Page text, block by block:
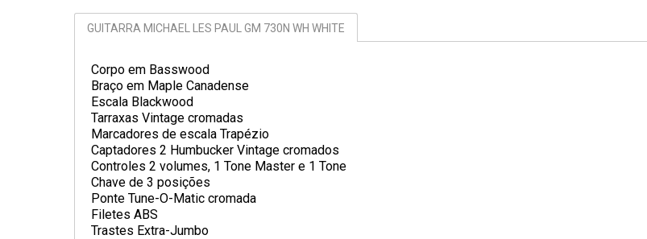
GUITARRA MICHAEL LES PAUL GM 730N WH WHITE
Corpo em Basswood
Braço em Maple Canadense
Escala Blackwood
Tarraxas Vintage cromadas
Marcadores de escala Trapézio
Captadores 2 Humbucker Vintage cromados
Controles 2 volumes, 1 Tone Master e 1 Tone
Chave de 3 posições
Ponte Tune-O-Matic cromada
Filetes ABS
Trastes Extra-Jumbo